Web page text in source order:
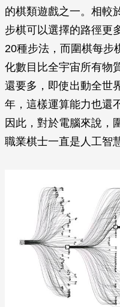
的棋類遊戲之一。相較
步棋可以選擇的路徑更
20種步法，而圍棋每步
化數目比全宇宙所有物
還要多，即使出動全世
年，這樣運算能力也還
因此，對於電腦來說，
職業棋士一直是人工智